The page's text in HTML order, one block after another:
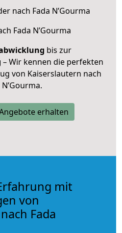
nach Fada N’Gourma
Fada N’Gourma
bis zur
– Wir kennen die perfekten
von Kaiserslautern nach
N’Gourma.
erhalten
mit
von
Fada